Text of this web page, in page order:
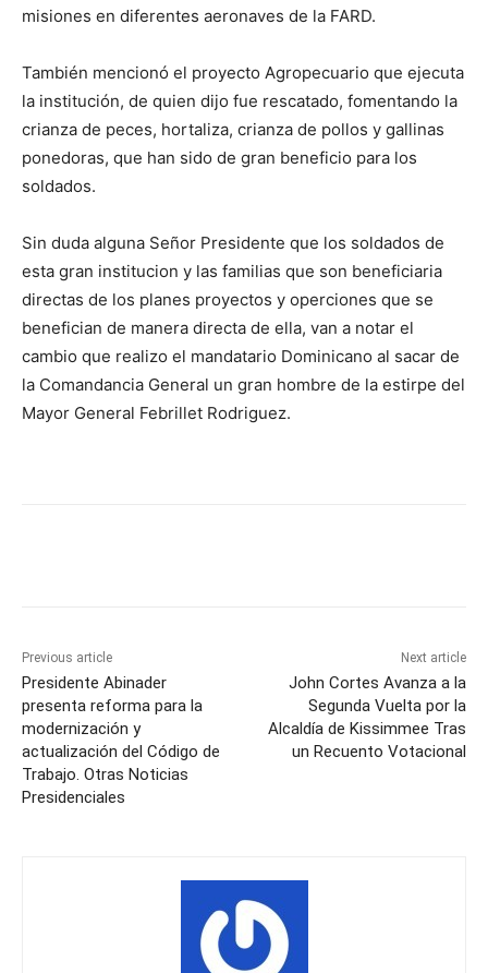
misiones en diferentes aeronaves de la FARD.
También mencionó el proyecto Agropecuario que ejecuta
la institución, de quien dijo fue rescatado, fomentando la
crianza de peces, hortaliza, crianza de pollos y gallinas
ponedoras, que han sido de gran beneficio para los
soldados.
Sin duda alguna Señor Presidente que los soldados de
esta gran institucion y las familias que son beneficiaria
directas de los planes proyectos y operciones que se
benefician de manera directa de ella, van a notar el
cambio que realizo el mandatario Dominicano al sacar de
la Comandancia General un gran hombre de la estirpe del
Mayor General Febrillet Rodriguez.
Previous article
Presidente Abinader
presenta reforma para la
modernización y
actualización del Código de
Trabajo. Otras Noticias
Presidenciales
Next article
John Cortes Avanza a la
Segunda Vuelta por la
Alcaldía de Kissimmee Tras
un Recuento Votacional